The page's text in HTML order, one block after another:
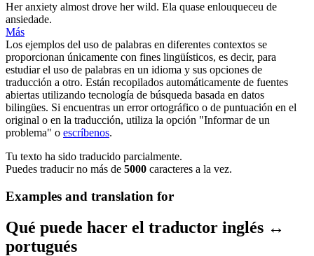
Heranxiety almost drove her wild. Ela quase enlouqueceu de
ansiedade.
Más
Los ejemplos del uso de palabras en diferentes contextos se
proporcionan únicamente con fines lingüísticos, es decir, para
estudiar el uso de palabras en un idioma y sus opciones de
traducción a otro. Están recopilados automáticamente de fuentes
abiertas utilizando tecnología de búsqueda basada en datos
bilingües. Si encuentras un error ortográfico o de puntuación en el
original o en la traducción, utiliza la opción "Informar de un
problema" o escríbenos.
Tu texto ha sido traducido parcialmente.
Puedes traducir no más de 5000 caracteres a la vez.
Examples and translation for
Qué puede hacer el traductor inglés ↔
portugués